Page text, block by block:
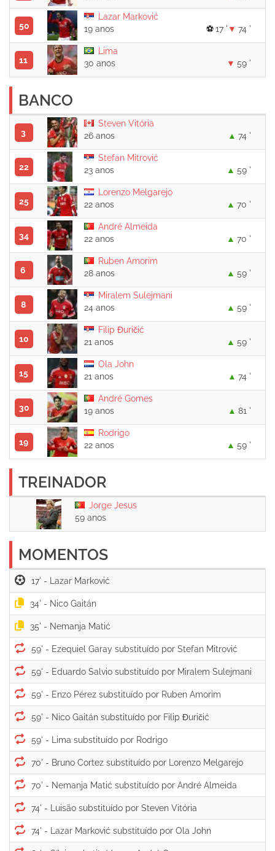
50
Lazar Marković
19 anos
74 '
17 '
11
Lima
30 anos
59 '
BANCO
3
Steven Vitória
26 anos
74 '
22
Stefan Mitrović
23 anos
59 '
25
Lorenzo Melgarejo
22 anos
70 '
34
André Almeida
22 anos
70 '
6
Ruben Amorim
28 anos
59 '
8
Miralem Sulejmani
24 anos
59 '
10
Filip Đuričić
21 anos
59 '
15
Ola John
21 anos
74 '
30
André Gomes
19 anos
81 '
19
Rodrigo
22 anos
59 '
TREINADOR
Jorge Jesus
59 anos
MOMENTOS
17' -
34' -
35' -
59' -
59' -
59' -
59' -
59' -
70' -
70' -
74' -
74' -